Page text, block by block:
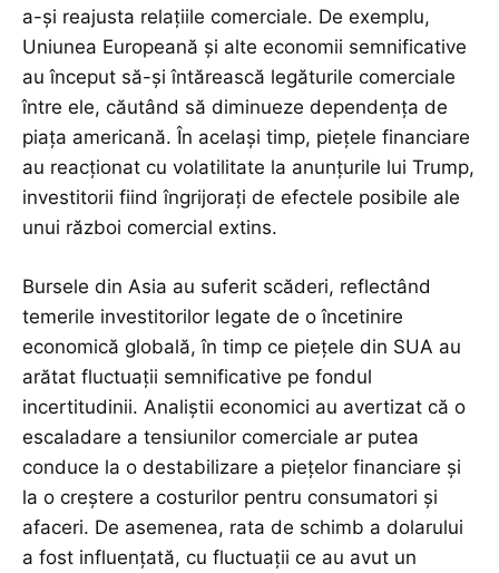
a-și reajusta relațiile comerciale. De exemplu,
Uniunea Europeană și alte economii semnificative
au început să-și întărească legăturile comerciale
între ele, căutând să diminueze dependența de
piața americană. În același timp, piețele financiare
au reacționat cu volatilitate la anunțurile lui Trump,
investitorii fiind îngrijorați de efectele posibile ale
unui război comercial extins.
Bursele din Asia au suferit scăderi, reflectând
temerile investitorilor legate de o încetinire
economică globală, în timp ce piețele din SUA au
arătat fluctuații semnificative pe fondul
incertitudinii. Analiștii economici au avertizat că o
escaladare a tensiunilor comerciale ar putea
conduce la o destabilizare a piețelor financiare și
la o creștere a costurilor pentru consumatori și
afaceri. De asemenea, rata de schimb a dolarului
a fost influențată, cu fluctuații ce au avut un